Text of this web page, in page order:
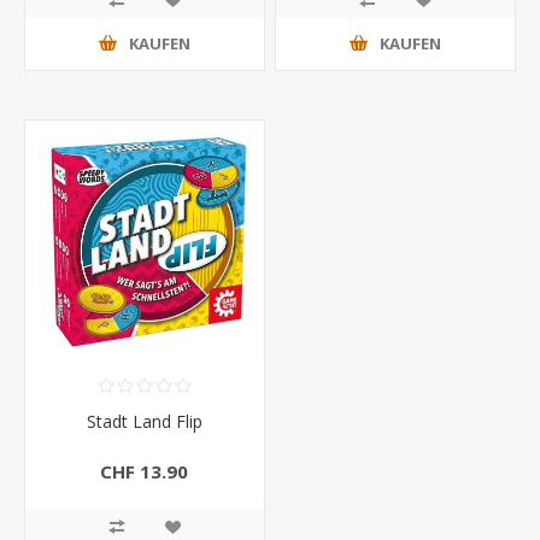
KAUFEN KAUFEN
Stadt Land Flip
CHF 13.90